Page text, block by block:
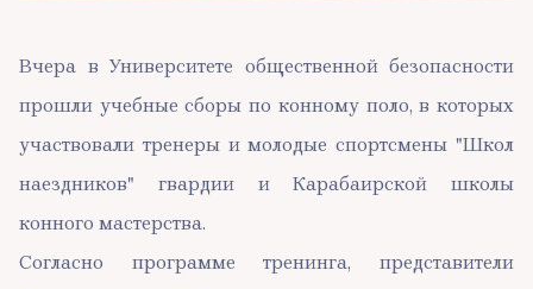
Вчера в Университете общественной безопасности
прошли учебные сборы по конному поло, в которых
участвовали тренеры и молодые спортсмены "Школ
наездников" гвардии и Карабаирской школы
конного мастерства.
Согласно программе тренинга, представители